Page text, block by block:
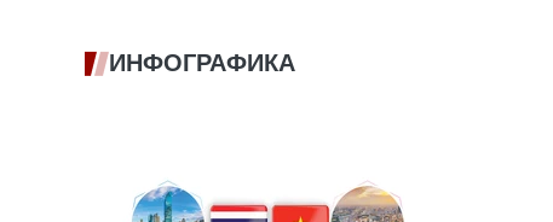
ИНФОГРАФИКА